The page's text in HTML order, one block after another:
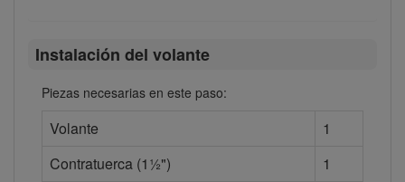
Instalación del volante
Piezas necesarias en este paso:
Volante
1
Contratuerca (1½")
1